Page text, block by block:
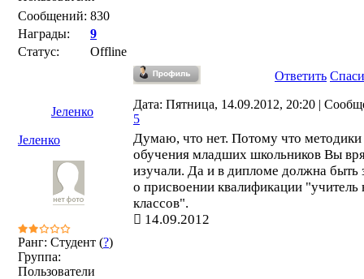
Сообщений: 830
Награды:
9
Статус:
Offline
Ответить
Јеленко
Дата: Пятница, 14.09.2012, 20:20 |
5
Јеленко
Ранг: Студент (?)
Группа:
Пользователи
Думаю, что нет. Потому что методики
обучения младших школьников Вы
изучали. Да и в дипломе должна быть
о присвоении квалификации "учитель
классов".
14.09.2012